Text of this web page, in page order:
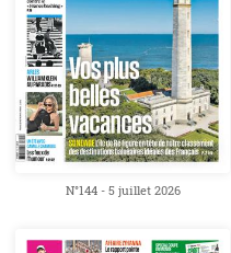
N°144 - 5 juillet 2026